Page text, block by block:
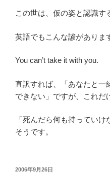
この世は、仮の姿と認識す
英語でもこんな諺がありま
You can’t take it with you.
直訳すれば、「あなたと一
できない」ですが、これだ
「死んだら何も持ってい
そうです。
投
2006年9月26日